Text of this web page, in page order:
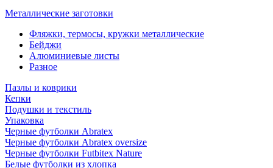
Металлические заготовки
Фляжки, термосы, кружки металлические
Бейджи
Алюминиевые листы
Разное
Пазлы и коврики
Кепки
Подушки и текстиль
Упаковка
Черные футболки Abratex
Черные футболки Abratex oversize
Черные футболки Futbitex Nature
Белые футболки из хлопка